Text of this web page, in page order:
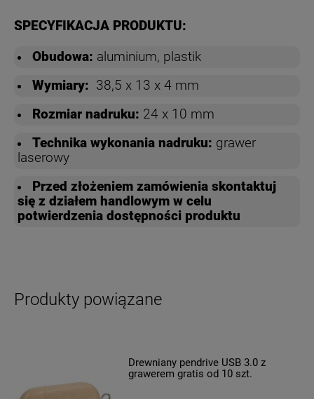
SPECYFIKACJA PRODUKTU:
Obudowa: aluminium, plastik
Wymiary: 38,5 x 13 x 4 mm
Rozmiar nadruku: 24 x 10 mm
Technika wykonania nadruku: grawer
laserowy
Przed złożeniem zamówienia skontaktuj
się z działem handlowym w celu
potwierdzenia dostępności produktu
Produkty powiązane
Drewniany pendrive USB 3.0 z
grawerem gratis od 10 szt.